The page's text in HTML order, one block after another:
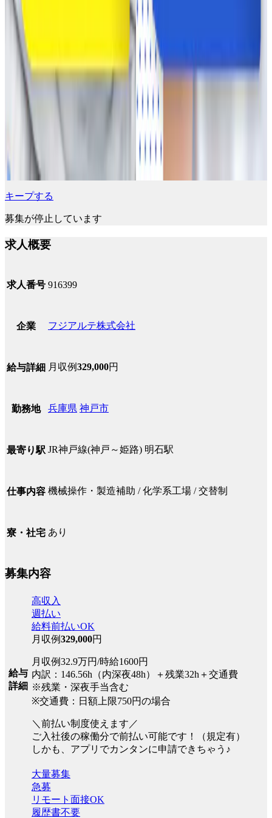
キープする
募集が停止しています
求人概要
求人番号 916399
企業 フジアルテ株式会社
給与詳細 月収例329,000円
勤務地 兵庫県 神戸市
最寄り駅 JR神戸線(神戸～姫路) 明石駅
仕事内容 機械操作・製造補助 / 化学系工場 / 交替制
寮・社宅 あり
募集内容
給与
詳細
高収入
週払い
給料前払いOK
月収例329,000円
月収例32.9万円/時給1600円
内訳：146.56h（内深夜48h）＋残業32h＋交通費
※残業・深夜手当含む
※交通費：日額上限750円の場合
＼前払い制度使えます／
ご入社後の稼働分で前払い可能です！（規定有）
しかも、アプリでカンタンに申請できちゃう♪
大量募集
急募
リモート面接OK
履歴書不要